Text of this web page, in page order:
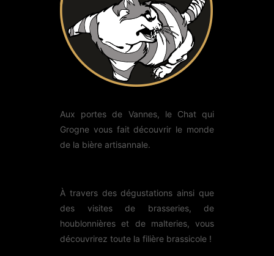
Aux portes de Vannes, le Chat qui
Grogne vous fait découvrir le monde
de la bière artisannale.
À travers des dégustations ainsi que
des visites de brasseries, de
houblonnières et de malteries, vous
découvrirez toute la filière brassicole !